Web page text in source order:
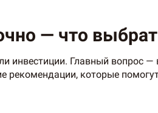
— что
инвестиции. Главный вопрос
рекомендации, которые